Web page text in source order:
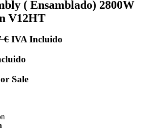
( Ensamblado) 2800W
V12HT
€ IVA Incluido
Sale